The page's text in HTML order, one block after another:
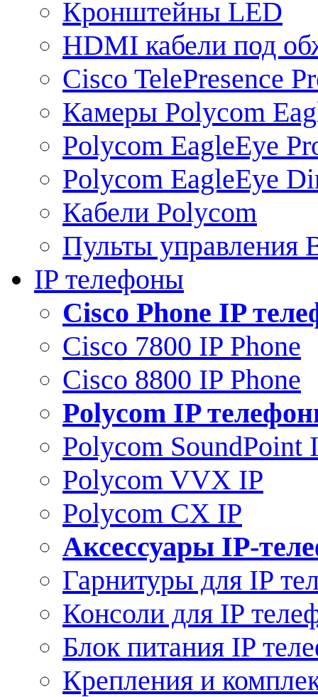
Кронштейны LED
HDMI кабели под
Cisco TelePresence
Камеры Polycom
Polycom EagleEye
Polycom EagleEye
Кабели Polycom
Пульты управления
IP телефоны
Сisco Phone IP
Cisco 7800 IP Phone
Cisco 8800 IP Phone
Polycom IP
Polycom SoundPoint
Polycom VVX IP
Polycom CX IP
Аксессуары IP-
Гарнитуры для IP
Консоли для IP
Блок питания IP
Крепления и